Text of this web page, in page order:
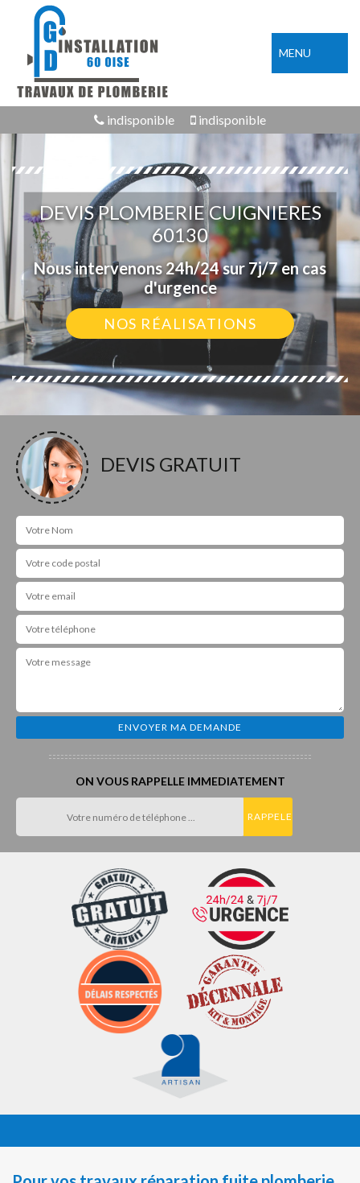
MENU
indisponible indisponible
DEVIS PLOMBERIE CUIGNIERES
60130
Nous intervenons 24h/24 sur 7j/7 en cas
d'urgence
NOS RÉALISATIONS
DEVIS GRATUIT
ON VOUS RAPPELLE IMMEDIATEMENT